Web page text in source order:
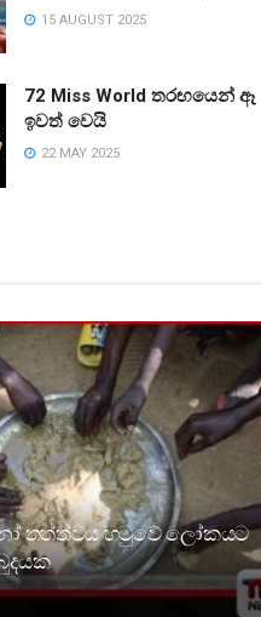
15 AUGUST 2025
72 Miss World තරඟයෙන් ඈ
ඉවත් වෙයි
22 MAY 2025
තත්ත්වය හමුවේ ලෝකයට